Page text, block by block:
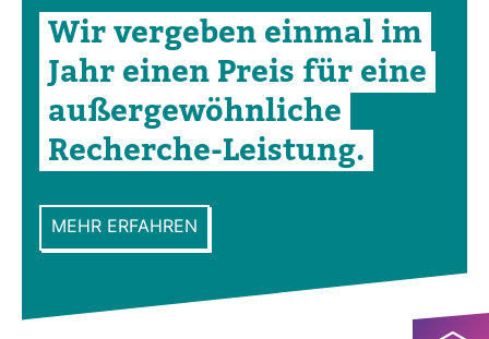
Wir ver­geben einmal im
Jahr einen Preis für eine
außer­ge­wöhn­liche
Recherche-​Leis­tung.
MEHR ERFAHREN